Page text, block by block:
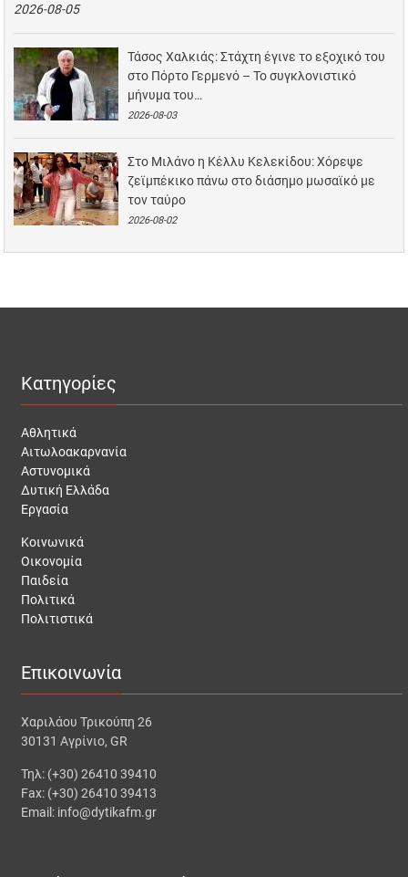
2026-08-05
Τάσος Χαλκιάς: Στάχτη έγινε το εξοχικό του
στο Πόρτο Γερμενό – Το συγκλονιστικό
μήνυμα του…
2026-08-03
Στο Μιλάνο η Κέλλυ Κελεκίδου: Χόρεψε
ζεϊμπέκικο πάνω στο διάσημο μωσαϊκό με
τον ταύρο
2026-08-02
Κατηγορίες
Αθλητικά
Αιτωλοακαρνανία
Αστυνομικά
Δυτική Ελλάδα
Εργασία
Κοινωνικά
Οικονομία
Παιδεία
Πολιτικά
Πολιτιστικά
Επικοινωνία
Χαριλάου Τρικούπη 26
30131 Αγρίνιο, GR
Τηλ: (+30) 26410 39410
Fax: (+30) 26410 39413
Email: info@dytikafm.gr